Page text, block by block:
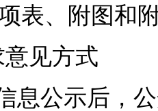
表、附图和
见方式
息公示后，